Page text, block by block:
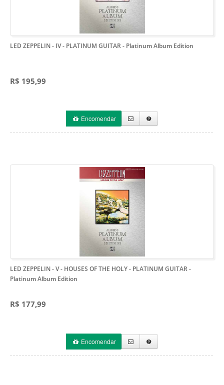
LED ZEPPELIN - IV - PLATINUM GUITAR- Platinum Album Edition
R$ 195,99
Encomendar
LED ZEPPELIN - V - HOUSES OF THE HOLY - PLATINUM GUITAR-
Platinum Album Edition
R$ 177,99
Encomendar